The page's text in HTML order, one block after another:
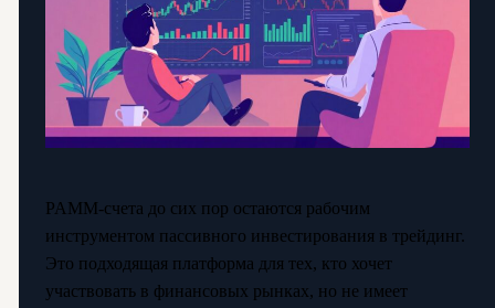
PAMM-счета до сих пор остаются рабочим
инструментом пассивного инвестирования в трейдинг.
Это подходящая платформа для тех, кто хочет
участвовать в финансовых рынках, но не имеет